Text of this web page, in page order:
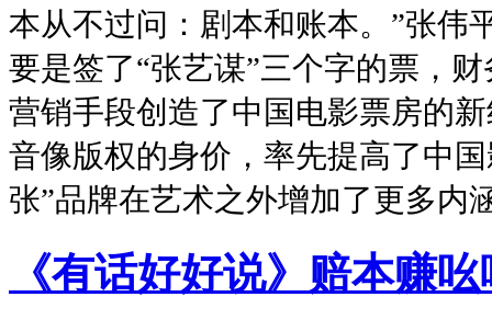
本从不过问：剧本和账本。”张伟
要是签了“张艺谋”三个字的票，
营销手段创造了中国电影票房的
音像版权的身价，率先提高了中
张”品牌在艺术之外增加了更多内
《有话好好说》赔本赚吆